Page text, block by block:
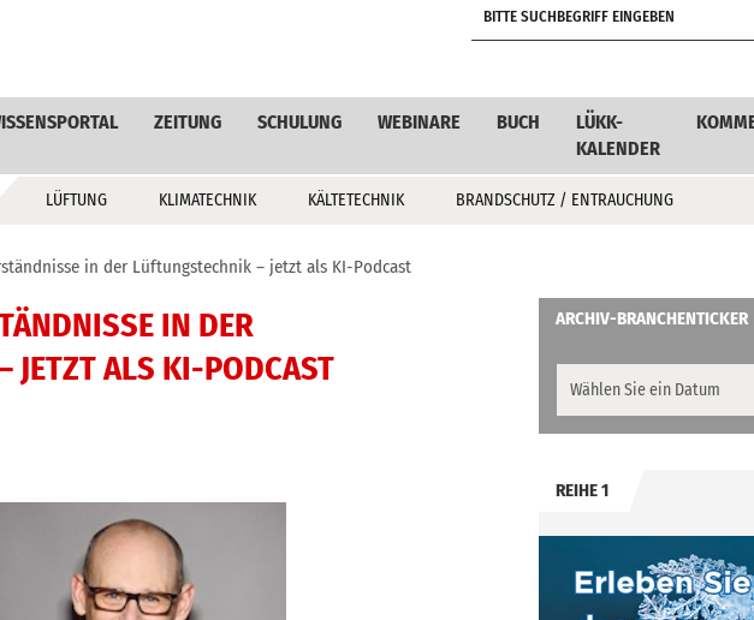
ZEITUNG SCHULUNG WEBINARE BUCH
LÜKK-
KALENDER
LÜFTUNG KLIMATECHNIK KÄLTETECHNIK BRANDSCHUTZ / ENTRAUCHUNG
in der Lüftungstechnik – jetzt als KI-Podcast
IN DER
JETZT ALS KI-PODCAST
ARCHIV-BRANCHENTICKER
REIHE 1